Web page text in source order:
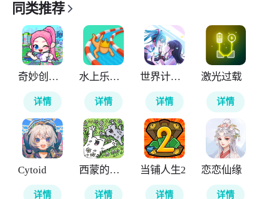
同类推荐
奇妙创意世界全解锁
详情
水上乐园大作战
详情
世界计划缤纷舞台国际服
详情
激光过载
详情
Cytoid
详情
西蒙的猫消除
详情
当铺人生2
详情
恋恋仙缘
详情